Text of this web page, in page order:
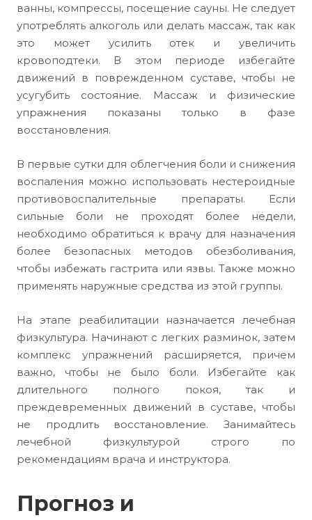
ванны, компрессы, посещение сауны. Не следует
употреблять алкоголь или делать массаж, так как
это может усилить отек и увеличить
кровоподтеки. В этом периоде избегайте
движений в поврежденном суставе, чтобы не
усугубить состояние. Массаж и физические
упражнения показаны только в фазе
восстановления.
В первые сутки для облегчения боли и снижения
воспаления можно использовать нестероидные
противовоспалительные препараты. Если
сильные боли не проходят более недели,
необходимо обратиться к врачу для назначения
более безопасных методов обезболивания,
чтобы избежать гастрита или язвы. Также можно
применять наружные средства из этой группы.
На этапе реабилитации назначается лечебная
физкультура. Начинают с легких разминок, затем
комплекс упражнений расширяется, причем
важно, чтобы не было боли. Избегайте как
длительного полного покоя, так и
преждевременных движений в суставе, чтобы
не продлить восстановление. Занимайтесь
лечебной физкультурой строго по
рекомендациям врача и инструктора.
Прогноз и